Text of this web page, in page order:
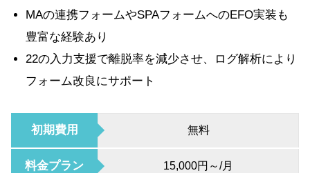
MAの連携フォームやSPAフォームへのEFO実装も
豊富な経験あり
22の入力支援で離脱率を減少させ、ログ解析により
フォーム改良にサポート
初期費用 無料
料金プラン 15,000円～/月